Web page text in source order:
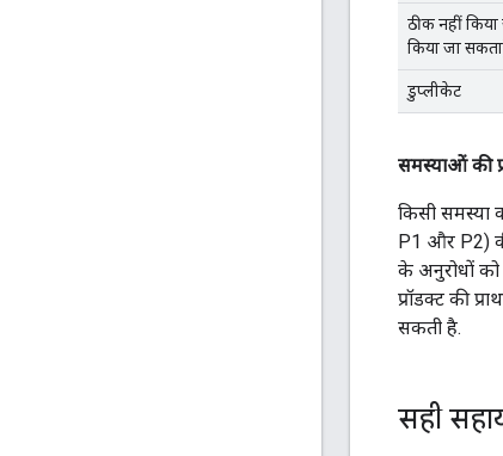
ठीक नहीं
किया जा
डुप्लीकेट
समस्याओं की
किसी समस्या
P1 और P2)
के अनुरोधों
प्रॉडक्ट की
सकती है.
सही